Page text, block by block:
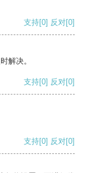
支持[0] 反对[0]
解决。
支持[0] 反对[0]
支持[0] 反对[0]